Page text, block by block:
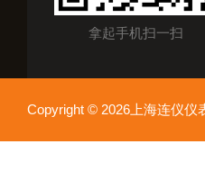
拿起手机扫一扫
Copyright © 2026上海连仪